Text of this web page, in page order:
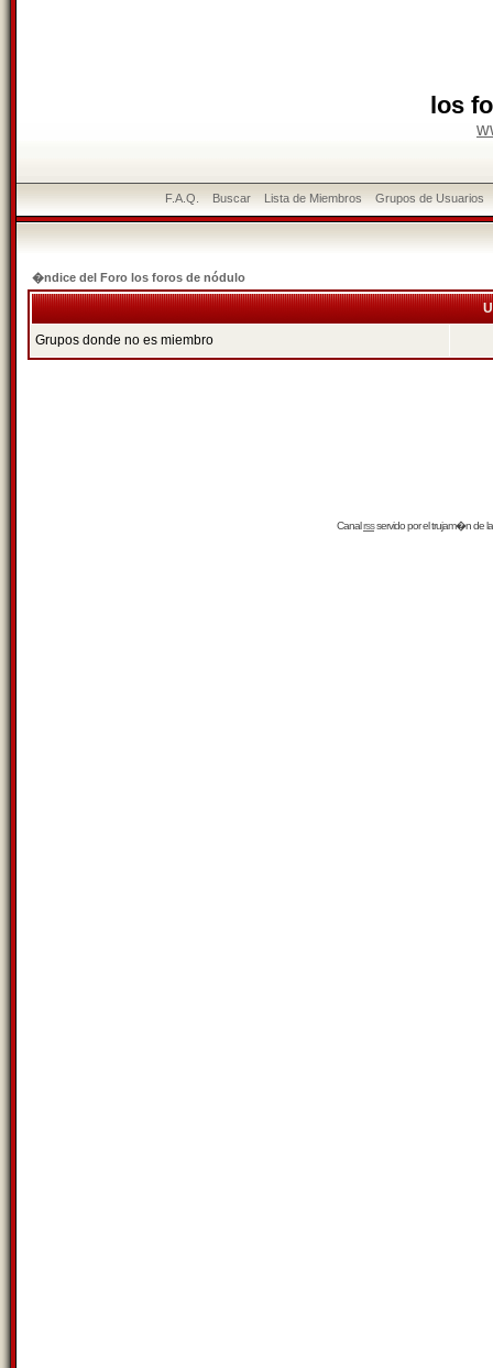
los
F.A.Q. Buscar Lista de Miembros Grupos de Usuarios
�ndice del Foro los foros de nódulo
Grupos donde no es miembro
Canalrssservido por eltrujam�nde